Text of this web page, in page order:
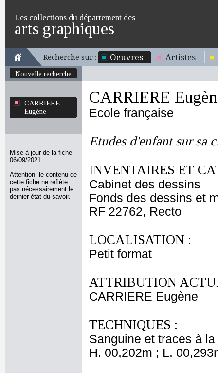
Les collections du département des
arts graphiques
Recherche sur : Oeuvres Artistes
Nouvelle recherche
CARRIERE
Eugène
Mise à jour de la fiche
06/09/2021
Attention, le contenu de
cette fiche ne reflète
pas nécessairement le
dernier état du savoir.
CARRIERE
Ecole française
Etudes d'enfant sur sa
INVENTAIRES ET
Cabinet des dessins
Fonds des dessins et
RF 22762, Recto
LOCALISATION :
Petit format
ATTRIBUTION
CARRIERE Eugène
TECHNIQUES :
Sanguine et traces à
H. 00,202m ; L.